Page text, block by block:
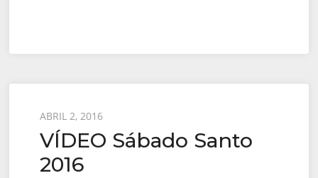
Posted
on
ABRIL 2, 2016
VÍDEO Sábado Santo
2016